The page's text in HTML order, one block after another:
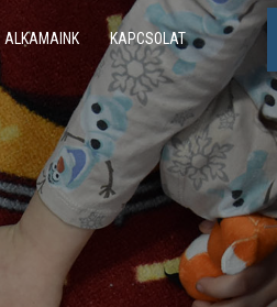
ALKAMAINK KAPCSOLAT